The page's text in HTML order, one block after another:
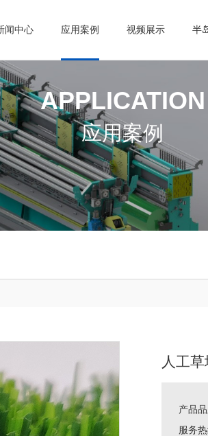
闻中心 应用案例 视频展示 半
APPLICATION
应用案例
人工
产品
服务